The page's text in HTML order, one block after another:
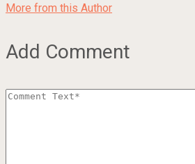
More from this Author
Add Comment